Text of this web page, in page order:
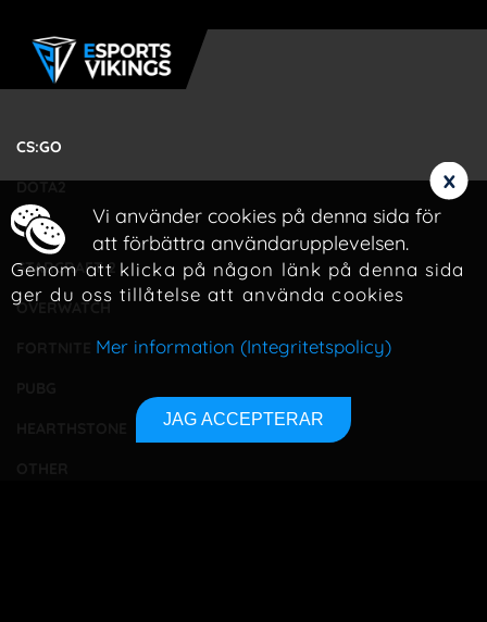
CS:GO
DOTA2
LOL
STARCRAFT 2
OVERWATCH
Vi använder cookies på denna sida för
att förbättra användarupplevelsen.
Genom att klicka på någon länk på denna sida
ger du oss tillåtelse att använda cookies
Mer information (Integritetspolicy)
JAG ACCEPTERAR
x